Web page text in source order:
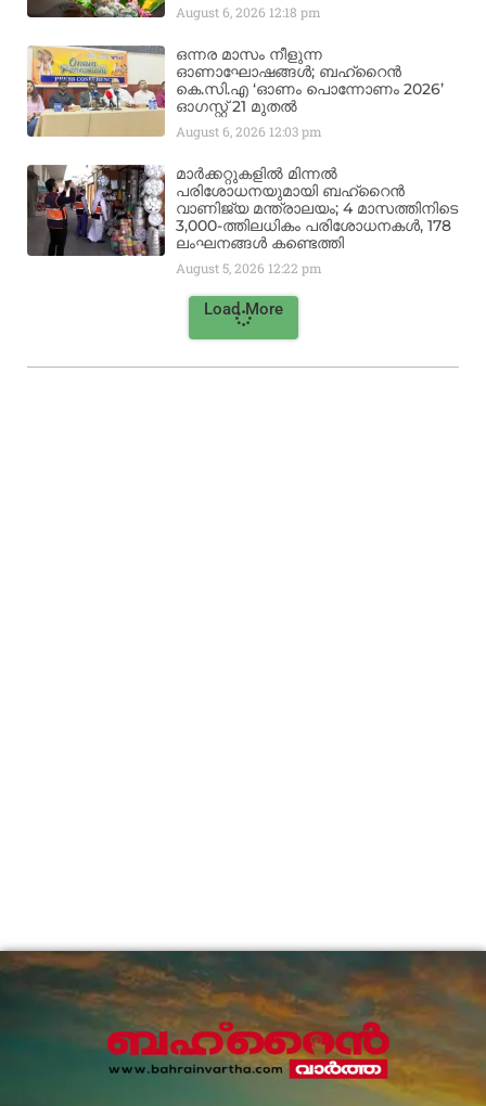
August 6, 2026 12:18 pm
ഒന്നര മാസം നീളുന്ന
ഓണാഘോഷങ്ങൾ; ബഹ്‌റൈൻ
കെ.സി.എ ‘ഓണം പൊന്നോണം 2026’
ഓഗസ്റ്റ് 21 മുതൽ
August 6, 2026 12:03 pm
മാർക്കറ്റുകളിൽ മിന്നൽ
പരിശോധനയുമായി ബഹ്‌റൈൻ
വാണിജ്യ മന്ത്രാലയം; 4 മാസത്തിനിടെ
3,000-ത്തിലധികം പരിശോധനകൾ, 178
ലംഘനങ്ങൾ കണ്ടെത്തി
August 5, 2026 12:22 pm
Load More